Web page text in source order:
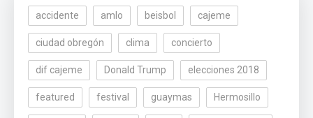
accidente amlo beisbol cajeme
ciudad obregón clima concierto
dif cajeme Donald Trump elecciones 2018
featured festival guaymas Hermosillo